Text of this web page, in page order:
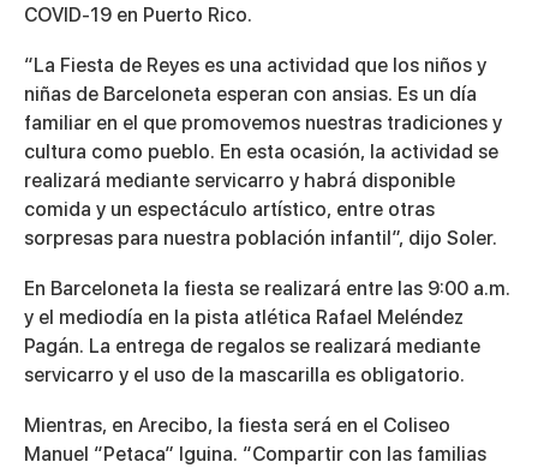
COVID-19 en Puerto Rico.
“La Fiesta de Reyes es una actividad que los niños y
niñas de Barceloneta esperan con ansias. Es un día
familiar en el que promovemos nuestras tradiciones y
cultura como pueblo. En esta ocasión, la actividad se
realizará mediante servicarro y habrá disponible
comida y un espectáculo artístico, entre otras
sorpresas para nuestra población infantil”, dijo Soler.
En Barceloneta la fiesta se realizará entre las 9:00 a.m.
y el mediodía en la pista atlética Rafael Meléndez
Pagán. La entrega de regalos se realizará mediante
servicarro y el uso de la mascarilla es obligatorio.
Mientras, en Arecibo, la fiesta será en el Coliseo
Manuel “Petaca” Iguina. “Compartir con las familias